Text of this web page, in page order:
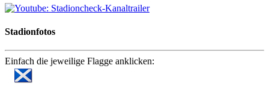
Stadionfotos
Einfach die jeweilige Flagge anklicken: